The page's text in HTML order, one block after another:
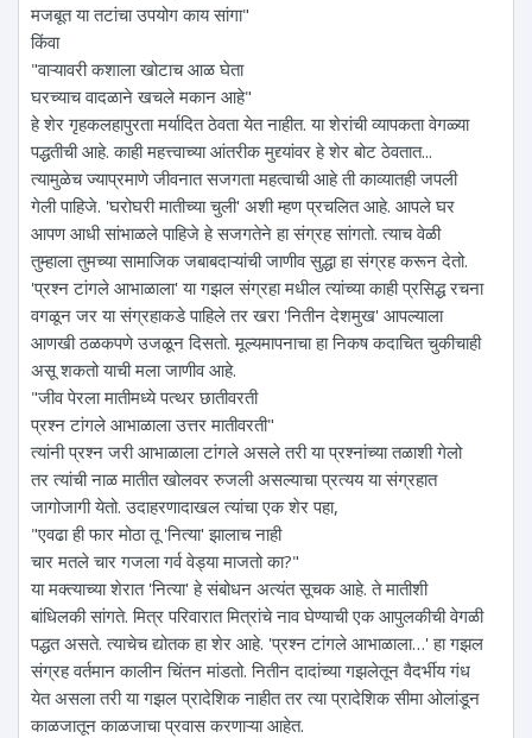
मजबूत या तटांचा उपयोग काय सांगा"
किंवा
"वाऱ्यावरी कशाला खोटाच आळ घेता
घरच्याच वादळाने खचले मकान आहे"
हे शेर गृहकलहापुरता मर्यादित ठेवता येत नाहीत. या शेरांची व्यापकता वेगळ्या
पद्धतीची आहे. काही महत्त्वाच्या आंतरीक मुद्द्यांवर हे शेर बोट ठेवतात...
त्यामुळेच ज्याप्रमाणे जीवनात सजगता महत्वाची आहे ती काव्यातही जपली
गेली पाहिजे. 'घरोघरी मातीच्या चुली' अशी म्हण प्रचलित आहे. आपले घर
आपण आधी सांभाळले पाहिजे हे सजगतेने हा संग्रह सांगतो. त्याच वेळी
तुम्हाला तुमच्या सामाजिक जबाबदाऱ्यांची जाणीव सुद्धा हा संग्रह करून देतो.
'प्रश्न टांगले आभाळाला' या गझल संग्रहा मधील त्यांच्या काही प्रसिद्ध रचना
वगळून जर या संग्रहाकडे पाहिले तर खरा 'नितीन देशमुख' आपल्याला
आणखी ठळकपणे उजळून दिसतो. मूल्यमापनाचा हा निकष कदाचित चुकीचाही
असू शकतो याची मला जाणीव आहे.
"जीव पेरला मातीमध्ये पत्थर छातीवरती
प्रश्न टांगले आभाळाला उत्तर मातीवरती"
त्यांनी प्रश्न जरी आभाळाला टांगले असले तरी या प्रश्नांच्या तळाशी गेलो
तर त्यांची नाळ मातीत खोलवर रुजली असल्याचा प्रत्यय या संग्रहात
जागोजागी येतो. उदाहरणादाखल त्यांचा एक शेर पहा,
"एवढा ही फार मोठा तू 'नित्या' झालाच नाही
चार मतले चार गजला गर्व वेड्या माजतो का?"
या मक्त्याच्या शेरात 'नित्या' हे संबोधन अत्यंत सूचक आहे. ते मातीशी
बांधिलकी सांगते. मित्र परिवारात मित्रांचे नाव घेण्याची एक आपुलकीची वेगळी
पद्धत असते. त्याचेच द्योतक हा शेर आहे. 'प्रश्न टांगले आभाळाला…' हा गझल
संग्रह वर्तमान कालीन चिंतन मांडतो. नितीन दादांच्या गझलेतून वैदर्भीय गंध
येत असला तरी या गझल प्रादेशिक नाहीत तर त्या प्रादेशिक सीमा ओलांडून
काळजातून काळजाचा प्रवास करणाऱ्या आहेत.